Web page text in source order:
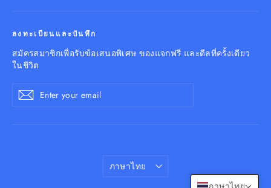
ลงทะเบียนและบันทึก
สมัครสมาชิกเพื่อรับข้อเสนอพิเศษ ของแจกฟรี และดีลที่ครั้งเดียว
ในชีวิต
Enter
your
Subscribe
Language
ภาษาไทย